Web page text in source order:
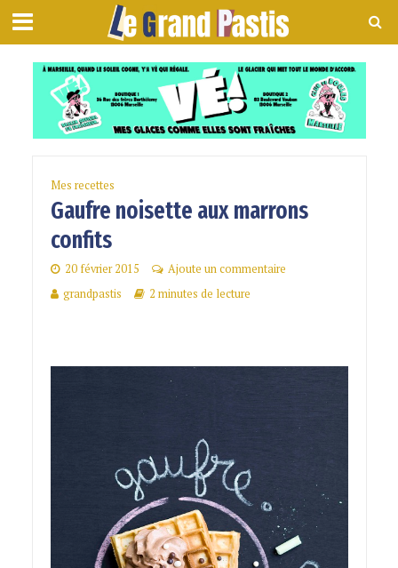
Mes recettes
Gaufre noisette aux marrons
confits
20 février 2015
Ajoute un commentaire
grandpastis
2 minutes de lecture